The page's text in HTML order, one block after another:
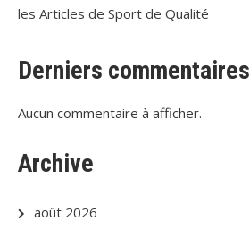
les Articles de Sport de Qualité
Derniers commentaires
Aucun commentaire à afficher.
Archive
août 2026